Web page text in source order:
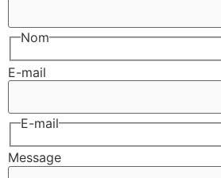
Nom
E-mail
E-mail
Message